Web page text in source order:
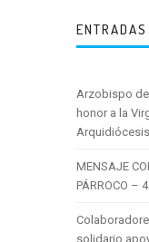
Arzobispo de
honor a la
MENSAJE
PÁRROCO –
solidario